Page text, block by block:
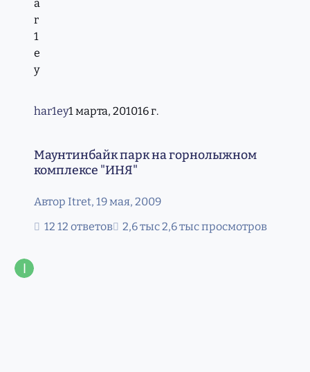
har1ey1 марта, 201016 г.
Маунтинбайк парк на горнолыжном
комплексе "ИНЯ"
Автор Itret, 19 мая, 2009
12 ответов
2,6 тыс просмотров